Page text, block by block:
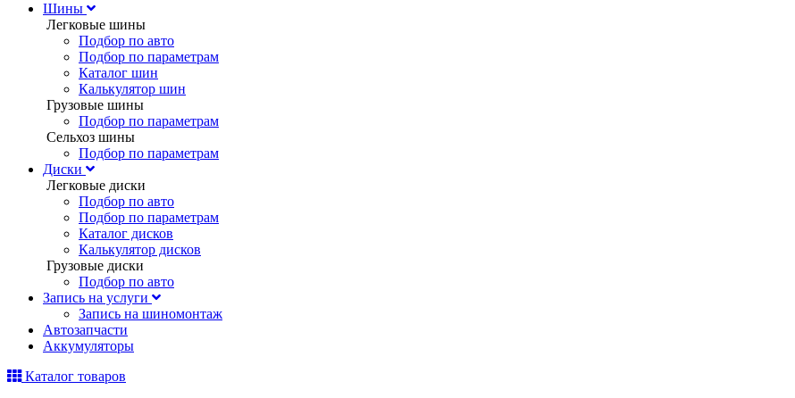
Шины
Легковые шины
Подбор по авто
Подбор по параметрам
Каталог шин
Калькулятор шин
Грузовые шины
Подбор по параметрам
Сельхоз шины
Подбор по параметрам
Диски
Легковые диски
Подбор по авто
Подбор по параметрам
Каталог дисков
Калькулятор дисков
Грузовые диски
Подбор по авто
Запись на услуги
Запись на шиномонтаж
Автозапчасти
Аккумуляторы
Каталог товаров